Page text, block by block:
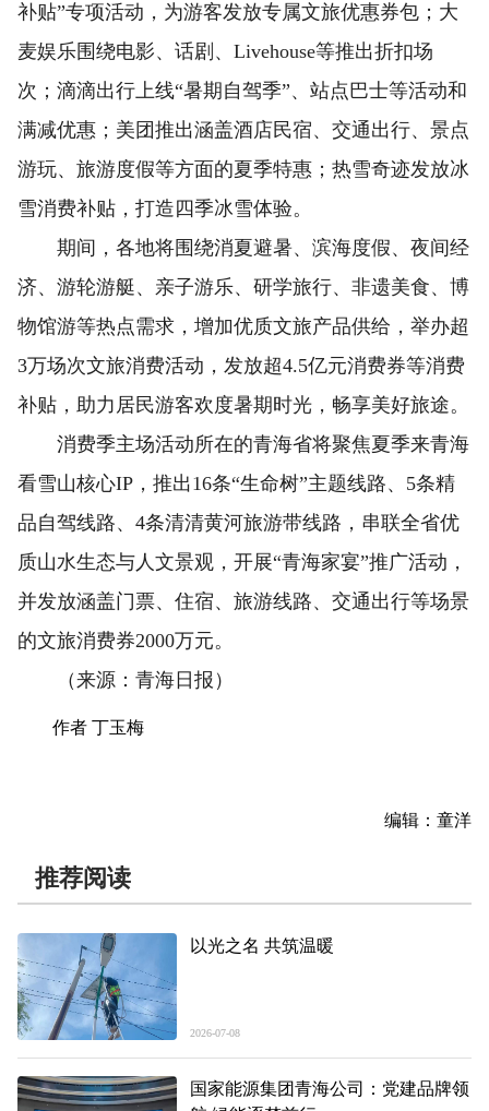
补贴”专项活动，为游客发放专属文旅优惠券包；大
麦娱乐围绕电影、话剧、Livehouse等推出折扣场
次；滴滴出行上线“暑期自驾季”、站点巴士等活动和
满减优惠；美团推出涵盖酒店民宿、交通出行、景点
游玩、旅游度假等方面的夏季特惠；热雪奇迹发放冰
雪消费补贴，打造四季冰雪体验。
期间，各地将围绕消夏避暑、滨海度假、夜间经
济、游轮游艇、亲子游乐、研学旅行、非遗美食、博
物馆游等热点需求，增加优质文旅产品供给，举办超
3万场次文旅消费活动，发放超4.5亿元消费券等消费
补贴，助力居民游客欢度暑期时光，畅享美好旅途。
消费季主场活动所在的青海省将聚焦夏季来青海
看雪山核心IP，推出16条“生命树”主题线路、5条精
品自驾线路、4条清清黄河旅游带线路，串联全省优
质山水生态与人文景观，开展“青海家宴”推广活动，
并发放涵盖门票、住宿、旅游线路、交通出行等场景
的文旅消费券2000万元。
（来源：青海日报）
作者 丁玉梅
编辑：童洋
推荐阅读
以光之名 共筑温暖
2026-07-08
国家能源集团青海公司：党建品牌领